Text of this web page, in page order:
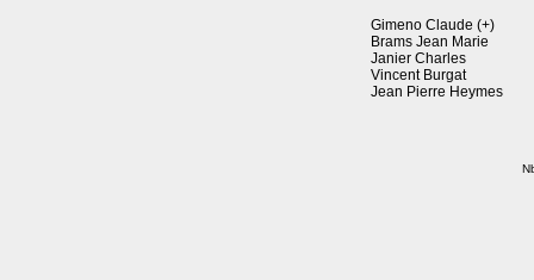
Gimeno Claude (+)
Brams Jean Marie
Janier Charles
Vincent Burgat
Jean Pierre Heymes